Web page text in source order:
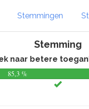
Stemmingen
Stemming
naar betere
85,3 %